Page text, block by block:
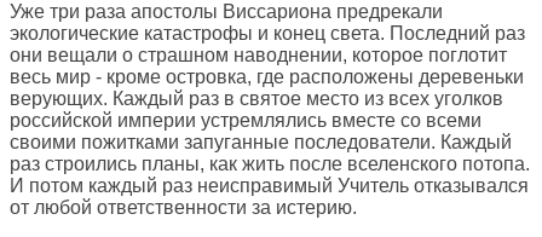
Уже три раза апостолы Виссариона предрекали
экологические катастрофы и конец света. Последний раз
они вещали о страшном наводнении, которое поглотит
весь мир - кроме островка, где расположены деревеньки
верующих. Каждый раз в святое место из всех уголков
российской империи устремлялись вместе со всеми
своими пожитками запуганные последователи. Каждый
раз строились планы, как жить после вселенского потопа.
И потом каждый раз неисправимый Учитель отказывался
от любой ответственности за истерию.